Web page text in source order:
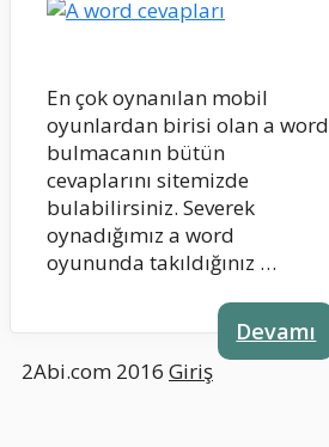
En çok oynanılan mobil
oyunlardan birisi olan a word
bulmacanın bütün
cevaplarını sitemizde
bulabilirsiniz. Severek
oynadığımız a word
oyununda takıldığınız …
Devamı
2Abi.com 2016 Giriş